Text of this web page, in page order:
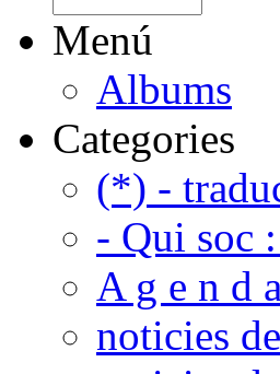
Menú
Albums
Categories
(*) -
- Qui soc
A g e n d
noticies